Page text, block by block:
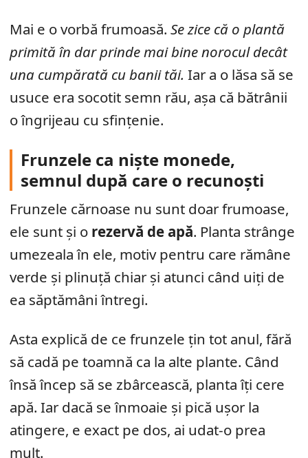
Mai e o vorbă frumoasă. Se zice că o plantă
primită în dar prinde mai bine norocul decât
una cumpărată cu banii tăi. Iar a o lăsa să se
usuce era socotit semn rău, așa că bătrânii
o îngrijeau cu sfințenie.
Frunzele ca niște monede,
semnul după care o recunoști
Frunzele cărnoase nu sunt doar frumoase,
ele sunt și o rezervă de apă. Planta strânge
umezeala în ele, motiv pentru care rămâne
verde și plinuță chiar și atunci când uiți de
ea săptămâni întregi.
Asta explică de ce frunzele țin tot anul, fără
să cadă pe toamnă ca la alte plante. Când
însă încep să se zbârcească, planta îți cere
apă. Iar dacă se înmoaie și pică ușor la
atingere, e exact pe dos, ai udat-o prea
mult.